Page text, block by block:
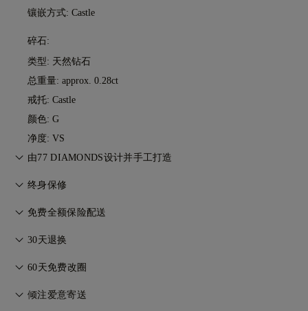
镶嵌方式: Castle
碎石:
类型: 天然钻石
总重量: approx. 0.28ct
戒托: Castle
颜色: G
净度: VS
由77 DIAMONDS设计并手工打造
匠心工艺，一件一作。由77 Diamonds大师级珠宝匠将您的想法
终身保修
在77 Diamonds的任何购买均享有终身制造保修。如出现制造问
免费全额保险配送
无论您住在哪里，所有邮费都是免费的。我们将通过联邦快递
险地将您的商品直接送到您家门口。我们会为所有订单投保，以
使用马尔卡-阿米特（Malca-Amit）或布林克斯（Brinks）等专
30天退换
如您不完全满意，可在30天内退换商品。详情请参阅我们的
60天免费改圈
为确保完美佩戴体验，77 Diamonds 提供交付后60天内的免费
倾注爱意寄送